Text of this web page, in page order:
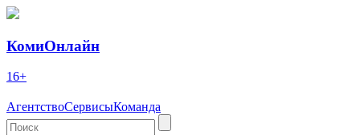
КомиОнлайн
16+
АгентствоСервисыКоманда